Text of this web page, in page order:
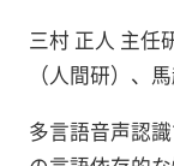
三村 正人 主任
（人間研）、
多言語音声認